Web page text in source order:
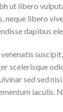
ut libero
libero
dapibus
scelerisque
sed sed